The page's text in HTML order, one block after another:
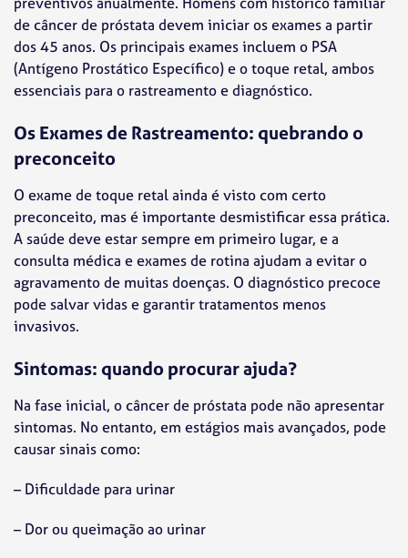
de câncer de próstata devem iniciar os exames a partir
dos 45 anos. Os principais exames incluem o PSA
(Antígeno Prostático Específico) e o toque retal, ambos
essenciais para o rastreamento e diagnóstico.
Os Exames de Rastreamento: quebrando o
preconceito
O exame de toque retal ainda é visto com certo
preconceito, mas é importante desmistificar essa prática.
A saúde deve estar sempre em primeiro lugar, e a
consulta médica e exames de rotina ajudam a evitar o
agravamento de muitas doenças. O diagnóstico precoce
pode salvar vidas e garantir tratamentos menos
invasivos.
Sintomas: quando procurar ajuda?
Na fase inicial, o câncer de próstata pode não apresentar
sintomas. No entanto, em estágios mais avançados, pode
causar sinais como:
– Dificuldade para urinar
– Dor ou queimação ao urinar